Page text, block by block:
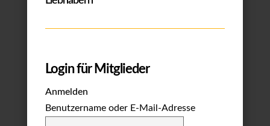
Login für Mitglieder
Anmelden
Benutzername oder E-Mail-Adresse